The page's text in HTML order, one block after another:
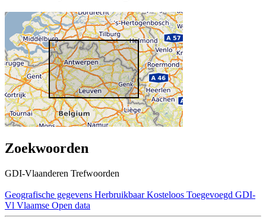
Zoekwoorden
GDI-Vlaanderen Trefwoorden
Geografische gegevens Herbruikbaar Kosteloos Toegevoegd GDI-
Vl Vlaamse Open data